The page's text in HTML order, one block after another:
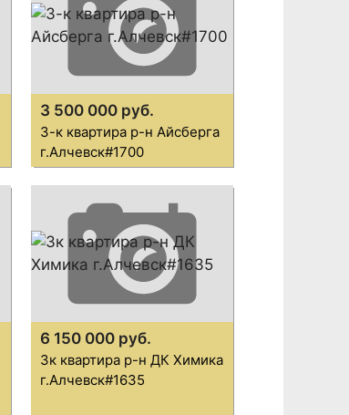
3 500 000 руб.
3-к квартира р-н Айсберга
г.Алчевск#1700
6 150 000 руб.
3к квартира р-н ДК Химика
г.Алчевск#1635